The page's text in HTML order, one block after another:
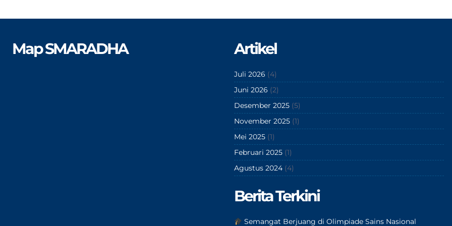
Map SMARADHA Artikel
Juli 2026 (4)
Juni 2026 (2)
Desember 2025(5)
November 2025(1)
Mei 2025(1)
Februari 2025(1)
Agustus 2024(4)
Berita Terkini
Semangat Berjuang di Olimpiade Sains Nasional